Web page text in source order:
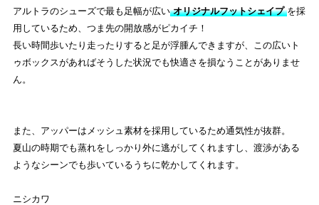
アルトラのシューズで最も足幅が広いオリジナルフットシェイプを採
用しているため、つま先の開放感がピカイチ！
長い時間歩いたり走ったりすると足が浮腫んできますが、この広いト
ゥボックスがあればそうした状況でも快適さを損なうことがありませ
ん。
また、アッパーはメッシュ素材を採用しているため通気性が抜群。
夏山の時期でも蒸れをしっかり外に逃がしてくれますし、渡渉がある
ようなシーンでも歩いているうちに乾かしてくれます。
ニシカワ